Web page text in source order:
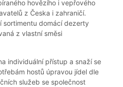
hovězího i vepřového
z Česka i zahraničí.
sortimentu domácí dezerty
z vlastní směsi
individuální přístup a snaží se
hostů úpravou jídel dle
služeb se společnost